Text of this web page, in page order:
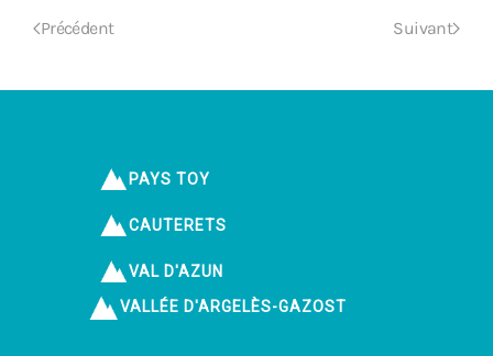
Précédent Suivant
PAYS TOY
CAUTERETS
VAL D'AZUN
VALLÉE D'ARGELÈS-GAZOST